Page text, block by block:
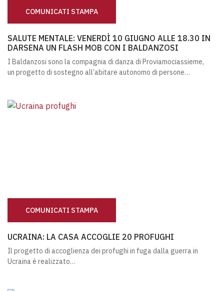
COMUNICATI STAMPA
SALUTE MENTALE: VENERDÌ 10 GIUGNO ALLE 18.30 IN
DARSENA UN FLASH MOB CON I BALDANZOSI
I Baldanzosi sono la compagnia di danza di Proviamociassieme,
un progetto di sostegno all’abitare autonomo di persone…
COMUNICATI STAMPA
UCRAINA: LA CASA ACCOGLIE 20 PROFUGHI
Il progetto di accoglienza dei profughi in fuga dalla guerra in
Ucraina è realizzato…